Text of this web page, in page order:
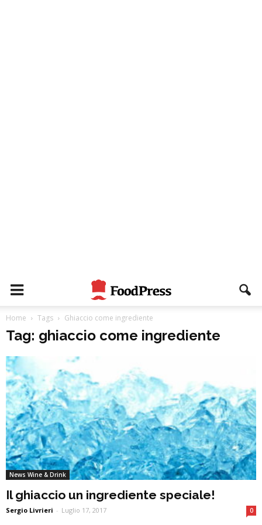
Home Tags Ghiaccio come ingrediente
Tag: ghiaccio come ingrediente
News Wine & Drink
Il ghiaccio un ingrediente speciale!
Sergio Livrieri - Luglio 17, 2017 0